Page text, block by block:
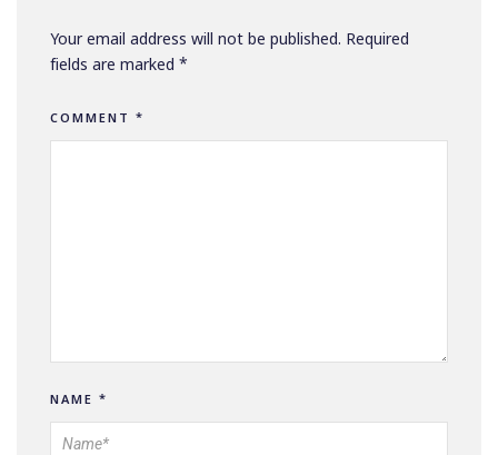
Your email address will not be published. Required
fields are marked *
COMMENT *
NAME *